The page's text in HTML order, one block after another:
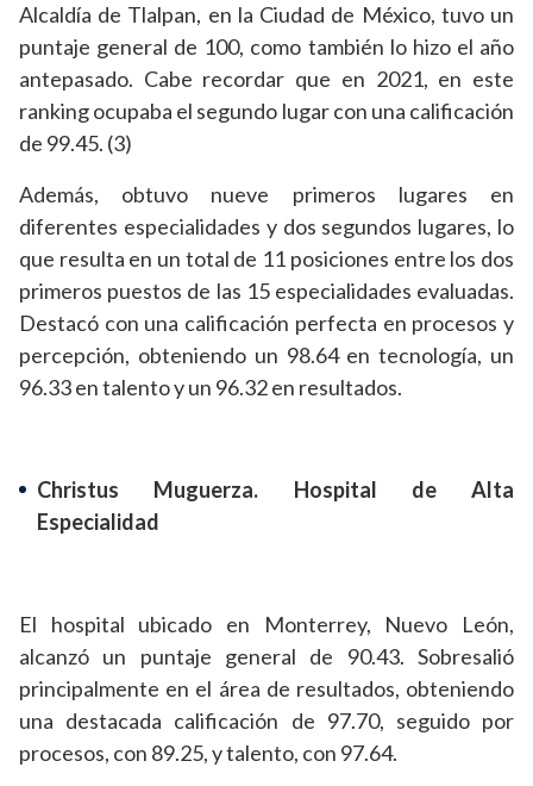
Alcaldía de Tlalpan, en la Ciudad de México, tuvo un
puntaje general de 100, como también lo hizo el año
antepasado. Cabe recordar que en 2021, en este
ranking ocupaba el segundo lugar con una calificación
de 99.45. (3)
Además, obtuvo nueve primeros lugares en
diferentes especialidades y dos segundos lugares, lo
que resulta en un total de 11 posiciones entre los dos
primeros puestos de las 15 especialidades evaluadas.
Destacó con una calificación perfecta en procesos y
percepción, obteniendo un 98.64 en tecnología, un
96.33 en talento y un 96.32 en resultados.
Christus Muguerza. Hospital de Alta
Especialidad
El hospital ubicado en Monterrey, Nuevo León,
alcanzó un puntaje general de 90.43. Sobresalió
principalmente en el área de resultados, obteniendo
una destacada calificación de 97.70, seguido por
procesos, con 89.25, y talento, con 97.64.